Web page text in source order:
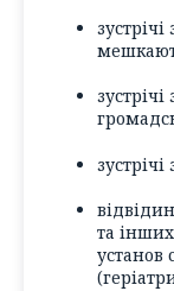
та
установ